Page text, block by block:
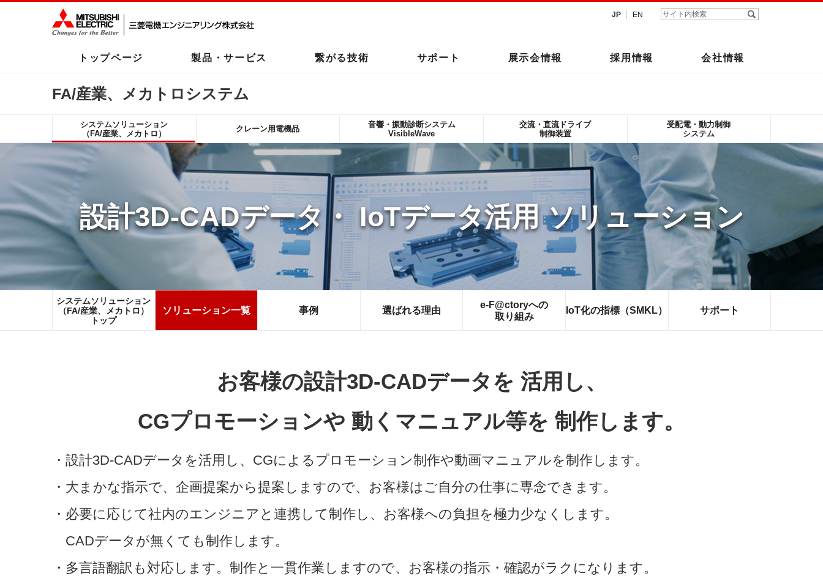
JP EN
トップページ 製品・サービス 繋がる技術 サポート 展示会情報 採用情報 会社情報
FA/産業、メカトロシステム
システムソリューション
（FA/産業、メカトロ）
クレーン用電機品
音響・振動診断システム
VisibleWave
交流・直流ドライブ
制御装置
受配電・動力制御
システム
設計3D-CADデータ・IoTデータ活用ソリューション
システムソリューション
（FA/産業、メカトロ）
トップ
ソリューション一覧 事例 選ばれる理由
e-F@ctoryへの
取り組み
IoT化の指標（SMKL） サポート
お客様の設計3D-CADデータを 活用し、
CGプロモーションや 動くマニュアル等を 制作します。
・設計3D-CADデータを活用し、CGによるプロモーション制作や動画マニュアルを制作します。
・大まかな指示で、企画提案から提案しますので、お客様はご自分の仕事に専念できます。
・必要に応じて社内のエンジニアと連携して制作し、お客様への負担を極力少なくします。
CADデータが無くても制作します。
・多言語翻訳も対応します。制作と一貫作業しますので、お客様の指示・確認がラクになります。